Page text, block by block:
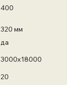
400
320 мм
да
3000х18000
20